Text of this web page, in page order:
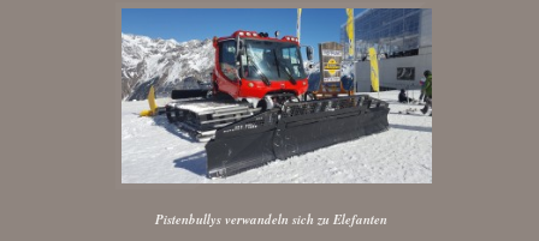
Pistenbullys verwandeln sich zu Elefanten